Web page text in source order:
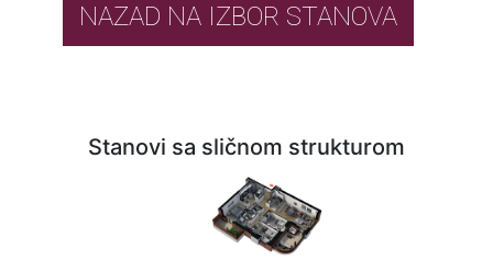
NAZAD NA IZBOR STANOVA
Stanovi sa sličnom strukturom